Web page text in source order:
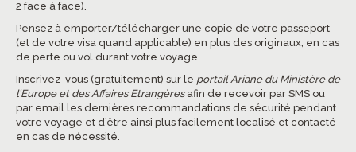
2 face à face).
Pensez à emporter/télécharger une copie de votre passeport
(et de votre visa quand applicable) en plus des originaux, en cas
de perte ou vol durant votre voyage.
Inscrivez-vous (gratuitement) sur le portail Ariane du Ministère de
l’Europe et des Affaires Etrangèresafin de recevoir par SMS ou
par email les dernières recommandations de sécurité pendant
votre voyage et d’être ainsi plus facilement localisé et contacté
en cas de nécessité.